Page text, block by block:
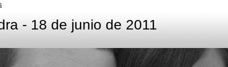
- 18 de junio de 2011